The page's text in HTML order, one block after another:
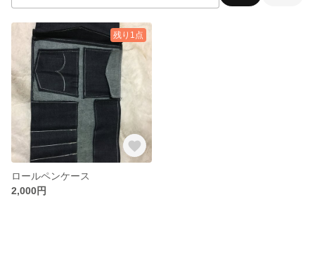
残り1点
ロールペンケース
2,000円